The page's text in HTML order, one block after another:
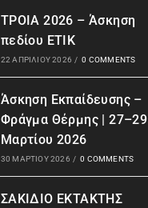
ΤΡΟΙΑ 2026 – Άσκηση
πεδίου ΕΤΙΚ
22 ΑΠΡΙΛΊΟΥ 2026 / 0 COMMENTS
Άσκηση Εκπαίδευσης –
Φράγμα Θέρμης | 27–29
Μαρτίου 2026
30 ΜΑΡΤΊΟΥ 2026 / 0 COMMENTS
ΣΑΚΙΔΙΟ ΕΚΤΑΚΤΗΣ